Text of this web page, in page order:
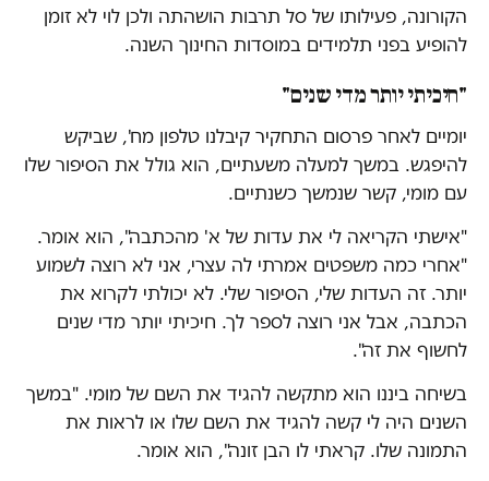
הקורונה, פעילותו של סל תרבות הושהתה ולכן לוי לא זומן
להופיע בפני תלמידים במוסדות החינוך השנה.
"חיכיתי יותר מדי שנים"
יומיים לאחר פרסום התחקיר קיבלנו טלפון מח', שביקש
להיפגש. במשך למעלה משעתיים, הוא גולל את הסיפור שלו
עם מומי, קשר שנמשך כשנתיים.
"אישתי הקריאה לי את עדות של א' מהכתבה", הוא אומר.
"אחרי כמה משפטים אמרתי לה עצרי, אני לא רוצה לשמוע
יותר. זה העדות שלי, הסיפור שלי. לא יכולתי לקרוא את
הכתבה, אבל אני רוצה לספר לך. חיכיתי יותר מדי שנים
לחשוף את זה".
בשיחה ביננו הוא מתקשה להגיד את השם של מומי. "במשך
השנים היה לי קשה להגיד את השם שלו או לראות את
התמונה שלו. קראתי לו הבן זונה", הוא אומר.